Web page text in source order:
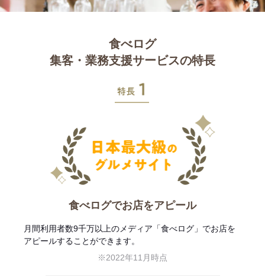
食べログ
集客・業務支援サービスの特長
食べログでお店をアピール
月間利用者数9千万以上のメディア「食べログ」でお店を
アピールすることができます。
※2022年11月時点